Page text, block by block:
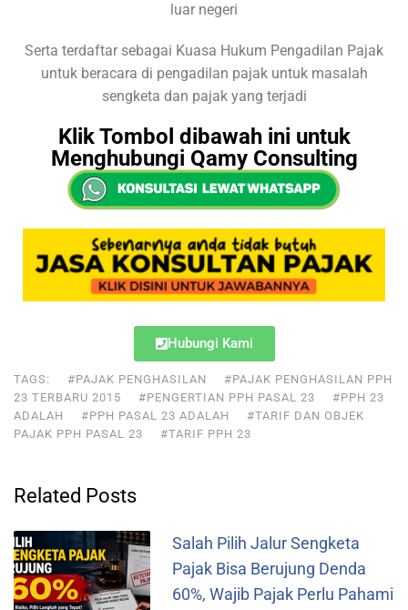
luar negeri
Serta terdaftar sebagai Kuasa Hukum Pengadilan Pajak
untuk beracara di pengadilan pajak untuk masalah
sengketa dan pajak yang terjadi
Klik Tombol dibawah ini untuk
Menghubungi Qamy Consulting
Hubungi Kami
TAGS: #PAJAK PENGHASILAN
#PAJAK PENGHASILAN PPH
23 TERBARU 2015
#PENGERTIAN PPH PASAL 23
#PPH 23
ADALAH
#PPH PASAL 23 ADALAH
#TARIF DAN OBJEK
PAJAK PPH PASAL 23
#TARIF PPH 23
Related Posts
Salah Pilih Jalur Sengketa
Pajak Bisa Berujung Denda
60%, Wajib Pajak Perlu Pahami